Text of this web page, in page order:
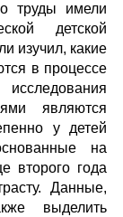
труды имели
детской
изучил, какие
в процессе
являются
у детей
на
второго года
Данные,
выделить